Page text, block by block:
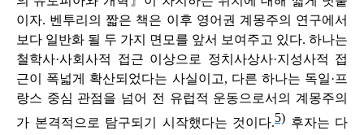
이자. 벤투리의 짧은 책은 이후 영어권 계몽주의 연구에서
보다 일반화 될 두 가지 면모를 앞서 보여주고 있다. 하나는
철학사·사회사적 접근 이상으로 정치사상사·지성사적 접
근이 폭넓게 확산되었다는 사실이고, 다른 하나는 독일·프
랑스 중심 관점을 넘어 전 유럽적 운동으로서의 계몽주의
가 본격적으로 탐구되기 시작했다는 것이다.5) 후자는 다